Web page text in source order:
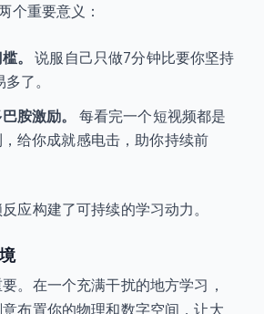
个重要意义：
。 说服自己只做7分钟比要你坚持
了。
胺激励。
每看完一个短视频都是
给你成就感电击，助你持续前
应构建了可持续的学习动力。
。在一个充满干扰的地方学习，
布置你的物理和数字空间，让大